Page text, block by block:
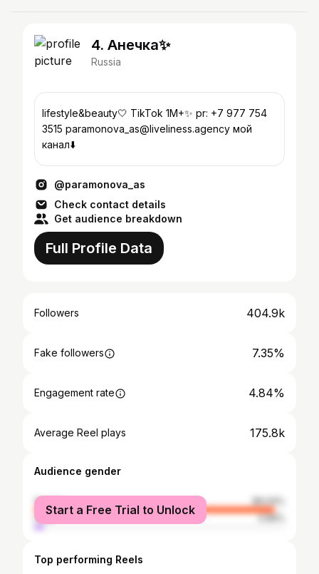
4. Анечка✨
Russia
lifestyle&beauty🤍 TikTok 1M+✨ pr: +7 977 754
3515 paramonova_as@liveliness.agency мой
канал⬇️
@paramonova_as
Check contact details
Get audience breakdown
Full Profile Data
Followers 404.9k
Fake followers 7.35%
Engagement rate 4.84%
Average Reel plays 175.8k
Audience gender
female
96.04%
male
3.96%
Start a Free Trial to Unlock
Top performing Reels